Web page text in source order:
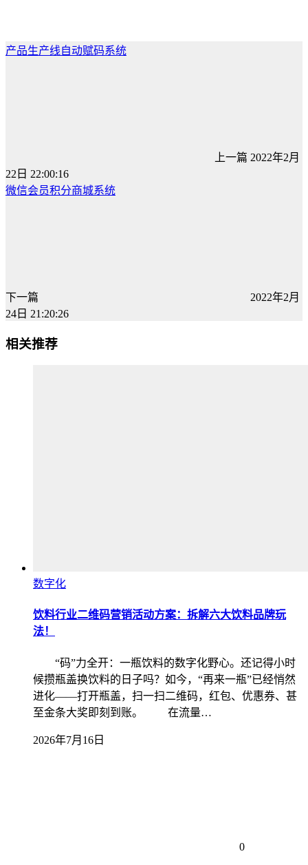
产品生产线自动赋码系统
上一篇 2022年2月
22日 22:00:16
微信会员积分商城系统
下一篇
2022年2月
24日 21:20:26
相关推荐
数字化
饮料行业二维码营销活动方案：拆解六大饮料品牌玩
法！
“码”力全开：一瓶饮料的数字化野心。还记得小时
候攒瓶盖换饮料的日子吗？如今，“再来一瓶”已经悄然
进化——打开瓶盖，扫一扫二维码，红包、优惠券、甚
至金条大奖即刻到账。 在流量…
2026年7月16日
0